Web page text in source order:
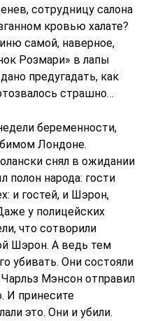
сотрудницу салона
кровью халате?
самой, наверное,
Розмари» в лапы
предугадать, как
страшно…
беременности,
Лондоне.
снял в ожидании
полон народа: гости
и гостей, и Шэрон,
у полицейских
что сотворили
Шэрон. А ведь тем
убивать. Они состояли
Мэнсон отправил
И принесите
это. Они и убили.